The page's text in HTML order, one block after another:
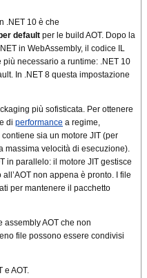
.NET 10 è che
default per le build AOT. Dopo la
in WebAssembly, il codice IL
necessario a runtime: .NET 10
In .NET 8 questa impostazione
più sofisticata. Per ottenere
di performance a regime,
sia un motore JIT (per
massima velocità di esecuzione).
in parallelo: il motore JIT gestisce
non appena è pronto. I file
per mantenere il pacchetto
assembly AOT che non
file possono essere condivisi
e AOT.